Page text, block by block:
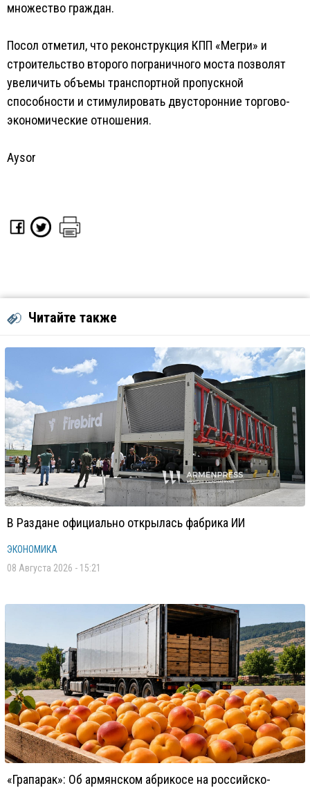
множество граждан.
Посол отметил, что реконструкция КПП «Мегри» и
строительство второго пограничного моста позволят
увеличить объемы транспортной пропускной
способности и стимулировать двусторонние торгово-
экономические отношения.
Aysor
Читайте также
В Раздане официально открылась фабрика ИИ
ЭКОНОМИКА
08 Августа 2026 - 15:21
«Грапарак»: Об армянском абрикосе на российско-